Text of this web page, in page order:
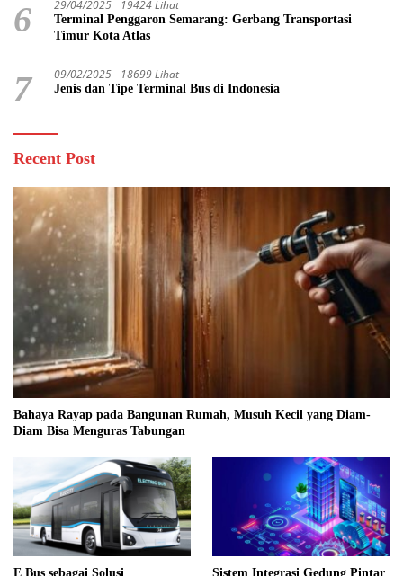
6 29/04/2025 19424 Lihat
Terminal Penggaron Semarang: Gerbang Transportasi
Timur Kota Atlas
7 09/02/2025 18699 Lihat
Jenis dan Tipe Terminal Bus di Indonesia
Recent Post
Bahaya Rayap pada Bangunan Rumah, Musuh Kecil yang Diam-
Diam Bisa Menguras Tabungan
E Bus sebagai Solusi Sistem Integrasi Gedung Pintar